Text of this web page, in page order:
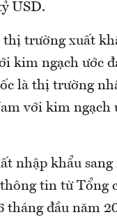
USD.
thị trường xuất
kim ngạch ước
là thị trường
với kim ngạch
nhập khẩu
tin từ Tổng
tháng đầu năm